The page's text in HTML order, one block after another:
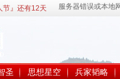
节』还有12天
圣 思想星空 兵家韬略